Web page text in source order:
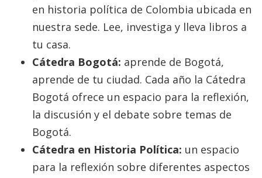
en historia política de Colombia ubicada en
nuestra sede. Lee, investiga y lleva libros a
tu casa.
Cátedra Bogotá: aprende de Bogotá,
aprende de tu ciudad. Cada año la Cátedra
Bogotá ofrece un espacio para la reflexión,
la discusión y el debate sobre temas de
Bogotá.
Cátedra en Historia Política: un espacio
para la reflexión sobre diferentes aspectos